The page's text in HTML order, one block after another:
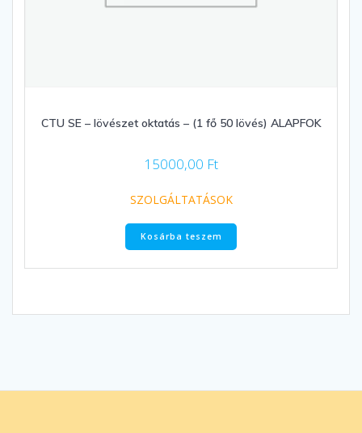
CTU SE – lövészet oktatás – (1 fő 50 lövés) ALAPFOK
15000,00 Ft
SZOLGÁLTATÁSOK
Kosárba teszem